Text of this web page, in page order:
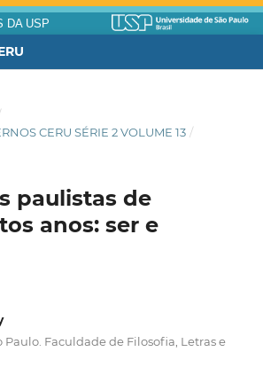
DA USP
CERU SÉRIE 2 VOLUME 13 /
paulistas de
anos: ser e
Paulo. Faculdade de Filosofia, Letras e